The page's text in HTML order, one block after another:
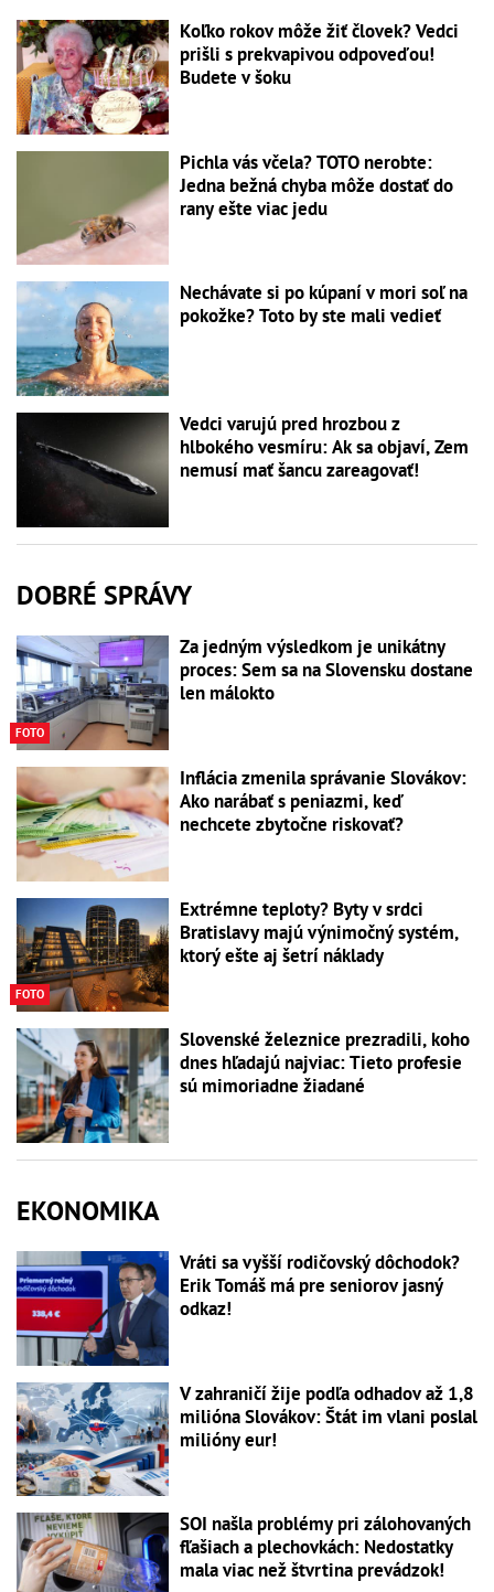
Koľko rokov môže žiť človek? Vedci
prišli s prekvapivou odpoveďou!
Budete v šoku
Pichla vás včela? TOTO nerobte:
Jedna bežná chyba môže dostať do
rany ešte viac jedu
Nechávate si po kúpaní v mori soľ na
pokožke? Toto by ste mali vedieť
Vedci varujú pred hrozbou z
hlbokého vesmíru: Ak sa objaví, Zem
nemusí mať šancu zareagovať!
DOBRÉ SPRÁVY
FOTO
Za jedným výsledkom je unikátny
proces: Sem sa na Slovensku dostane
len málokto
Inflácia zmenila správanie Slovákov:
Ako narábať s peniazmi, keď
nechcete zbytočne riskovať?
FOTO
Extrémne teploty? Byty v srdci
Bratislavy majú výnimočný systém,
ktorý ešte aj šetrí náklady
Slovenské železnice prezradili, koho
dnes hľadajú najviac: Tieto profesie
sú mimoriadne žiadané
EKONOMIKA
Vráti sa vyšší rodičovský dôchodok?
Erik Tomáš má pre seniorov jasný
odkaz!
V zahraničí žije podľa odhadov až 1,8
milióna Slovákov: Štát im vlani poslal
milióny eur!
SOI našla problémy pri zálohovaných
fľašiach a plechovkách: Nedostatky
mala viac než štvrtina prevádzok!